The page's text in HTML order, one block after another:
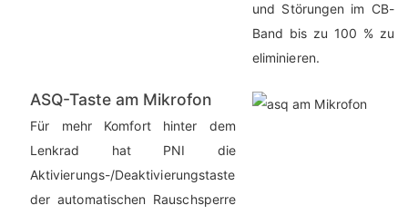
und Störungen im CB-
Band bis zu 100 % zu
eliminieren.
ASQ-Taste am Mikrofon
Für mehr Komfort hinter dem
Lenkrad hat PNI die
Aktivierungs-/Deaktivierungstaste
der automatischen Rauschsperre